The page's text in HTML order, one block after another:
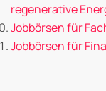
regenerative
Jobbörsen für
Jobbörsen für